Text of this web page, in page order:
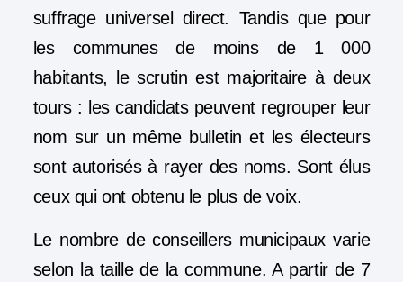
suffrage universel direct. Tandis que pour
les communes de moins de 1 000
habitants, le scrutin est majoritaire à deux
tours : les candidats peuvent regrouper leur
nom sur un même bulletin et les électeurs
sont autorisés à rayer des noms. Sont élus
ceux qui ont obtenu le plus de voix.
Le nombre de conseillers municipaux varie
selon la taille de la commune. A partir de 7